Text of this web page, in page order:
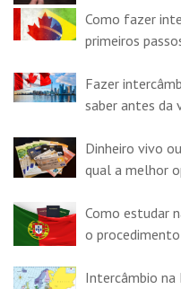
Como fazer
primeiros
Fazer
saber antes da
Dinheiro vivo
qual a melhor
Como estudar
o procedimento
Intercâmbio na